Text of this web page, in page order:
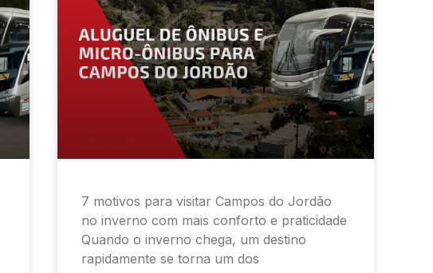
7 motivos para visitar Campos do Jordão
no inverno com mais conforto e praticidade
Quando o inverno chega, um destino
rapidamente se torna um dos